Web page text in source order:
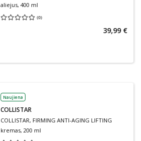
aliejus, 400 ml
(0)
Vidutinis įvertinimas 0.00
39,99 €
Naujiena
COLLISTAR
COLLISTAR, FIRMING ANTI-AGING LIFTING
kremas, 200 ml